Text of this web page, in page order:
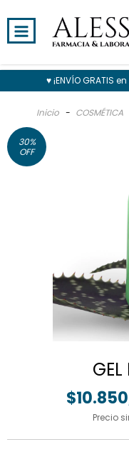
♥ ¡ENVÍO GRATIS
Inicio - COSMÉTICA
30%
OFF
GEL
Precio